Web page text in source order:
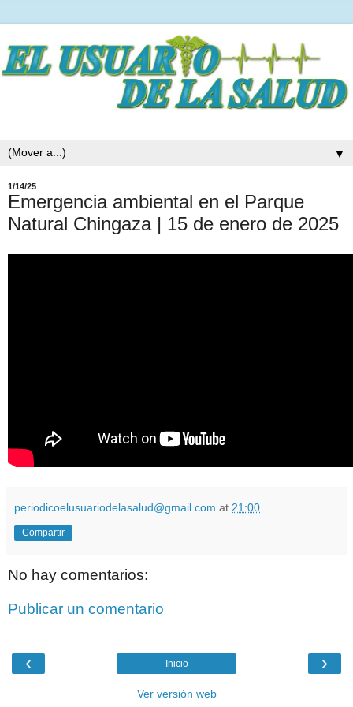
▼
1/14/25
Emergencia ambiental en el Parque
Natural Chingaza | 15 de enero de 2025
periodicoelusuariodelasalud@gmail.com at 21:00
Compartir
No hay comentarios:
Publicar un comentario
‹ ›
Inicio
Ver versión web